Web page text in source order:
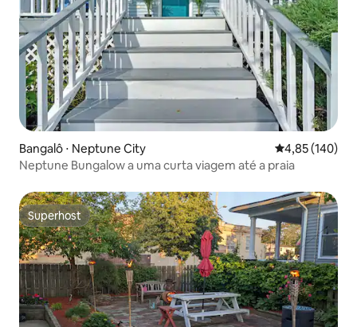
Bangalô ⋅ Neptune City 4,85 de uma
4,85 (140)
Neptune Bungalow a uma curta viagem até a praia
Superhost
Superhost